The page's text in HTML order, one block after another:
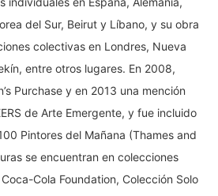
del Sur, Beirut y Líbano, y su obra
colectivas en Londres, Nueva
entre otros lugares. En 2008,
Purchase y en 2013 una mención
de Arte Emergente, y fue incluido
Pintores del Mañana (Thames and
se encuentran en colecciones
Cola Foundation, Colección Solo